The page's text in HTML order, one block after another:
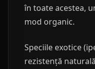
în toate acestea,
mod organic.
Speciile exotice
rezistență